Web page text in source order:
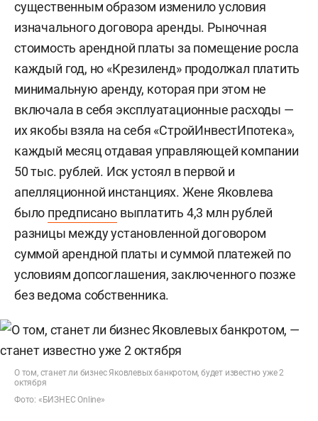
существенным образом изменило условия
изначального договора аренды. Рыночная
стоимость арендной платы за помещение росла
каждый год, но «Крезиленд» продолжал платить
минимальную аренду, которая при этом не
включала в себя эксплуатационные расходы —
их якобы взяла на себя «СтройИнвестИпотека»,
каждый месяц отдавая управляющей компании
50 тыс. рублей. Иск устоял в первой и
апелляционной инстанциях. Жене Яковлева
было предписано выплатить 4,3 млн рублей
разницы между установленной договором
суммой арендной платы и суммой платежей по
условиям допсоглашения, заключенного позже
без ведома собственника.
О том, станет ли бизнес Яковлевых банкротом, будет известно уже 2
октября
Фото: «БИЗНЕС Online»